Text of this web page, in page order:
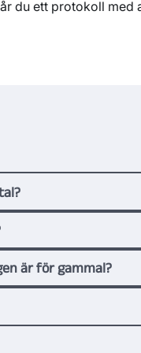
du ett protokoll med
eller fjärrkyla från
och anläggning,
dygnet runt
faktura.
är för gammal?
är för
vara för gammal